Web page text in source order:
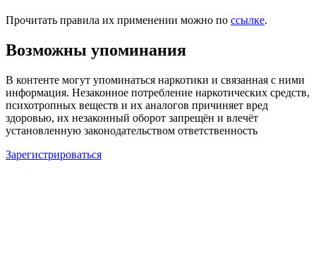
Прочитать правила их применении можно по ссылке.
Возможны упоминания
В контенте могут упоминаться наркотики и связанная с ними
информация. Незаконное потребление наркотических средств,
психотропных веществ и их аналогов причиняет вред
здоровью, их незаконный оборот запрещён и влечёт
установленную законодательством ответственность
Зарегистрироваться